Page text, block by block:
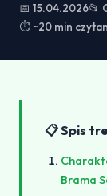
📅 15.04.2026📂
⏱ ~20 min
📋 Spis
Brama